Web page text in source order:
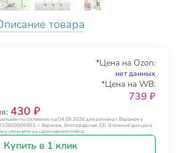
товара
*Цена на Ozon:
нет данных
*Цена на WB:
739 ₽
430 ₽
по состоянию на 04.08.2026 для региона г. Воронеж у
г. Воронеж, Волгоградская 32). В течение дня цена
уточняйте на сайте маркетплейса.
Купить в 1 клик